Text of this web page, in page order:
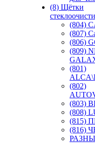
(8) Щётки
(804)
(807)
(806)
(809)
(801)
(802)
(803)
(808)
(815)
(816)